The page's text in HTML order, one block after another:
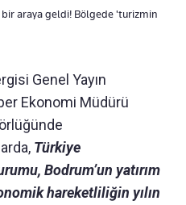
araya geldi! Bölgede 'turizmin
Genel Yayın
Ekonomi Müdürü
Türkiye
Bodrum’un yatırım
hareketliliğin yılın